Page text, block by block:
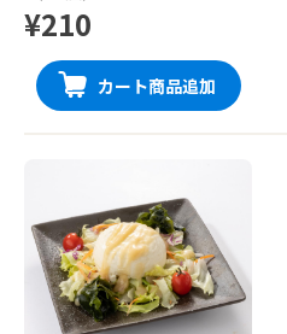
¥210
カート商品追加